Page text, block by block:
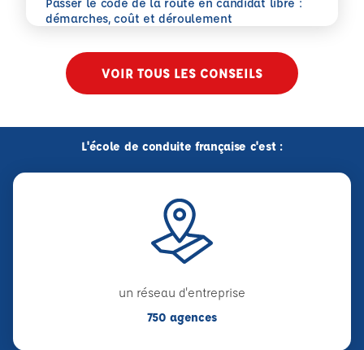
démarches, coût et déroulement
En savoir plus
VOIR TOUS LES CONSEILS
L'école de conduite française c'est :
un réseau d'entreprise
750 agences